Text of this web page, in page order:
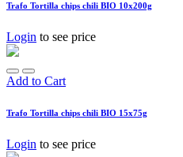
Trafo Tortilla chips chili BIO 10x200g
Login to see price
Add to Cart
Trafo Tortilla chips chili BIO 15x75g
Login to see price